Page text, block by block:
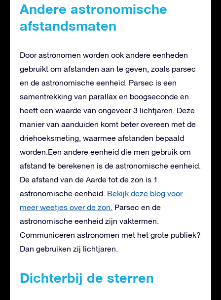
Andere astronomische
afstandsmaten
Door astronomen worden ook andere eenheden
gebruikt om afstanden aan te geven, zoals parsec
en de astronomische eenheid. Parsec is een
samentrekking van parallax en boogseconde en
heeft een waarde van ongeveer 3 lichtjaren. Deze
manier van aanduiden komt beter overeen met de
driehoeksmeting, waarmee afstanden bepaald
worden.Een andere eenheid die men gebruik om
afstand te berekenen is de astronomische eenheid.
De afstand van de Aarde tot de zon is 1
astronomische eenheid. Bekijk deze blog voor
meer weetjes over de zon. Parsec en de
astronomische eenheid zijn vaktermen.
Communiceren astronomen met het grote publiek?
Dan gebruiken zij lichtjaren.
Dichterbij de sterren